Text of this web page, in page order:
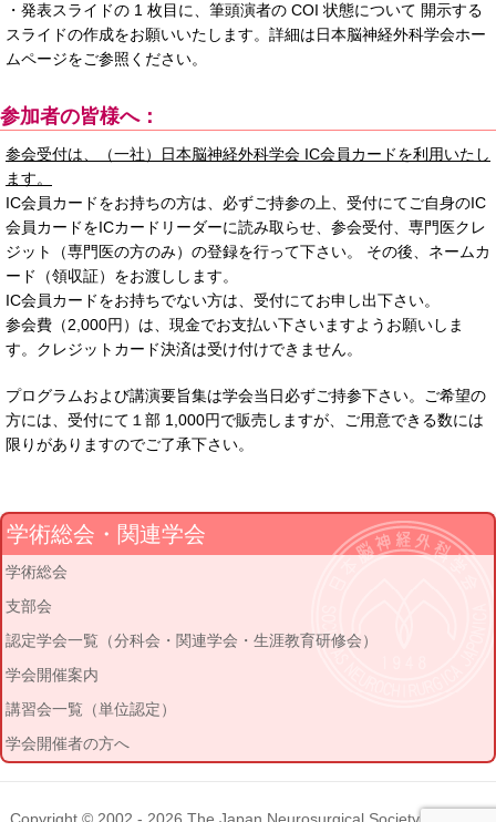
・発表スライドの 1 枚目に、筆頭演者の COI 状態について 開示する
スライドの作成をお願いいたします。詳細は日本脳神経外科学会ホー
ムページをご参照ください。
参加者の皆様へ：
参会受付は、（一社）日本脳神経外科学会 IC会員カードを利用いたし
ます。
IC会員カードをお持ちの方は、必ずご持参の上、受付にてご自身のIC
会員カードをICカードリーダーに読み取らせ、参会受付、専門医クレ
ジット（専門医の方のみ）の登録を行って下さい。 その後、ネームカ
ード（領収証）をお渡しします。
IC会員カードをお持ちでない方は、受付にてお申し出下さい。
参会費（2,000円）は、現金でお支払い下さいますようお願いしま
す。クレジットカード決済は受け付けできません。
プログラムおよび講演要旨集は学会当日必ずご持参下さい。ご希望の
方には、受付にて１部 1,000円で販売しますが、ご用意できる数には
限りがありますのでご了承下さい。
学術総会・関連学会
学術総会
支部会
認定学会一覧（分科会・関連学会・生涯教育研修会）
学会開催案内
講習会一覧（単位認定）
学会開催者の方へ